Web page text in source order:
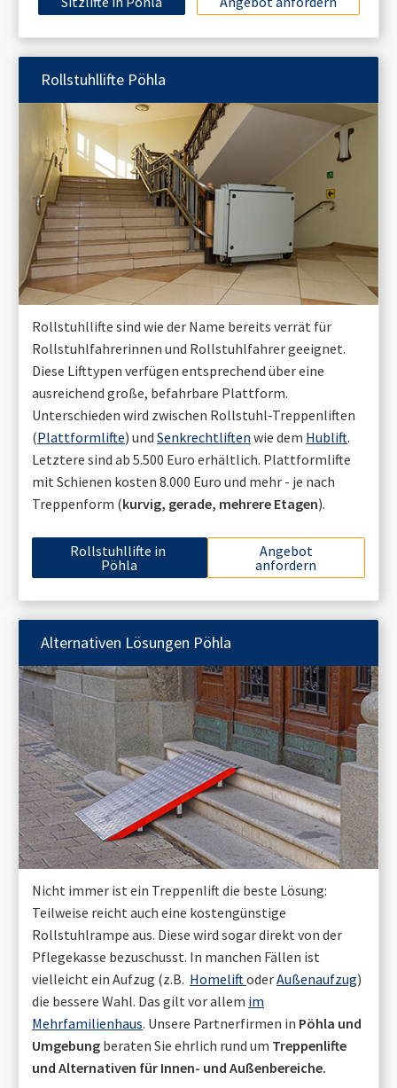
Rollstuhllifte Pöhla
Rollstuhllifte sind wie der Name bereits verrät für
Rollstuhlfahrerinnen und Rollstuhlfahrer geeignet.
Diese Lifttypen verfügen entsprechend über eine
ausreichend große, befahrbare Plattform.
Unterschieden wird zwischen Rollstuhl-Treppenliften
(Plattformlifte) und Senkrechtliften wie dem Hublift.
Letztere sind ab 5.500 Euro erhältlich. Plattformlifte
mit Schienen kosten 8.000 Euro und mehr - je nach
Treppenform (kurvig, gerade, mehrere Etagen).
Rollstuhllifte in
Pöhla
Angebot
anfordern
Alternativen Lösungen Pöhla
Nicht immer ist ein Treppenlift die beste Lösung:
Teilweise reicht auch eine kostengünstige
Rollstuhlrampe aus. Diese wird sogar direkt von der
Pflegekasse bezuschusst. In manchen Fällen ist
vielleicht ein Aufzug (z.B. HomeliftoderAußenaufzug)
die bessere Wahl. Das gilt vor allem im
Mehrfamilienhaus. Unsere Partnerfirmen in Pöhla und
Umgebung beraten Sie ehrlich rund um Treppenlifte
und Alternativen für Innen- und Außenbereiche.